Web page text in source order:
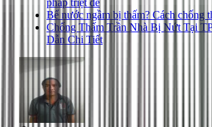
Bể nước ngầm bị thấm? Cách chống
Chống Thấm Trần Nhà Bị Nứt Tại
Dẫn Chi Tiết